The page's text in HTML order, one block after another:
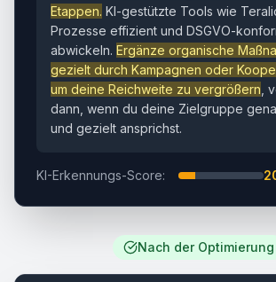
Etappen. KI-gestützte Tools wie
Prozesse effizient und DSGVO-
abwickeln. Ergänze organische
gezielt durch Kampagnen oder
um deine Reichweite zu vergrößern ,
dann, wenn du deine Zielgruppe
und gezielt ansprichst.
KI-Erkennungs-Score:
Nach der Optimierung